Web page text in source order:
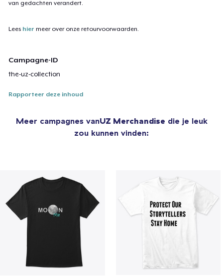
van gedachten verandert.
Lees hier meer over onze retourvoorwaarden.
Campagne-ID
the-uz-collection
Rapporteer deze inhoud
Meer campagnes vanUZ Merchandise die je leuk
zou kunnen vinden: